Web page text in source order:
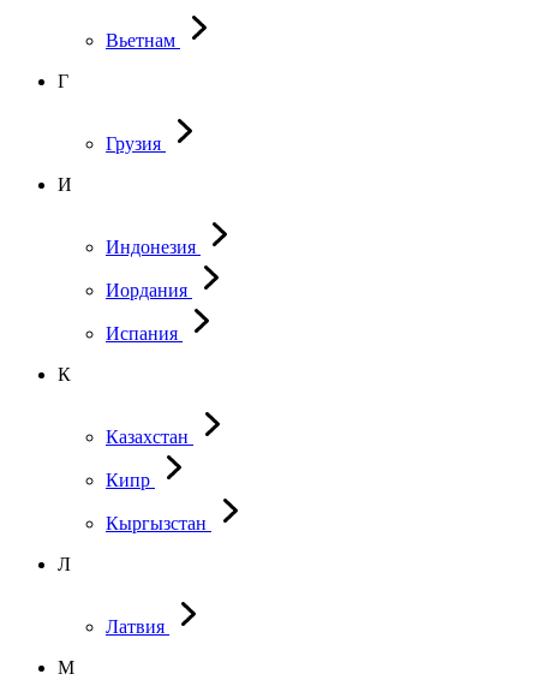
Вьетнам
Г
Грузия
И
Индонезия
Иордания
Испания
К
Казахстан
Кипр
Кыргызстан
Л
Латвия
М